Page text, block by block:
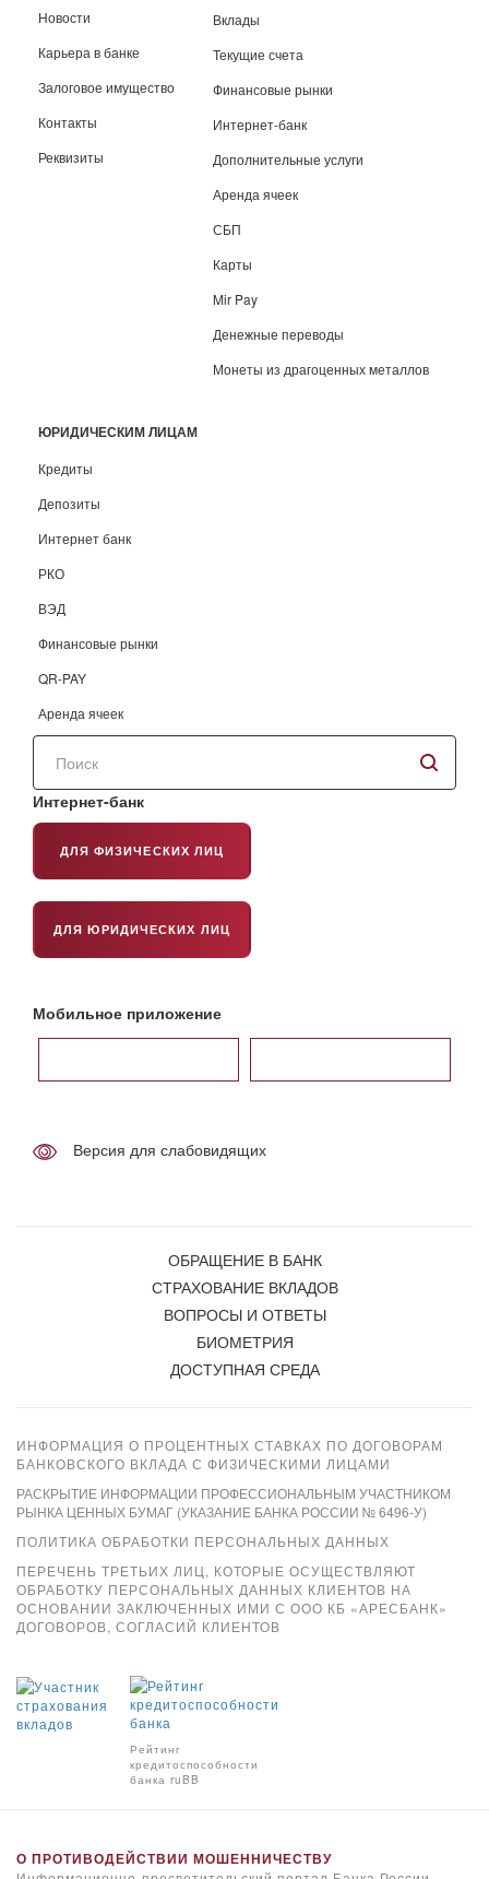
Новости
Карьера в банке
Залоговое имущество
Контакты
Реквизиты
Вклады
Текущие счета
Финансовые рынки
Интернет-банк
Дополнительные услуги
Аренда ячеек
СБП
Карты
Mir Pay
Денежные переводы
Монеты из драгоценных металлов
ЮРИДИЧЕСКИМ ЛИЦАМ
Кредиты
Депозиты
Интернет банк
РКО
ВЭД
Финансовые рынки
QR-PAY
Аренда ячеек
Поиск
сайту
Интернет-банк
ДЛЯ ФИЗИЧЕСКИХ ЛИЦ
ДЛЯ ЮРИДИЧЕСКИХ ЛИЦ
Мобильное приложение
Версия для слабовидящих
ОБРАЩЕНИЕ В БАНК
СТРАХОВАНИЕ ВКЛАДОВ
ВОПРОСЫ И ОТВЕТЫ
БИОМЕТРИЯ
ДОСТУПНАЯ СРЕДА
ИНФОРМАЦИЯ О ПРОЦЕНТНЫХ СТАВКАХ ПО ДОГОВОРАМ
БАНКОВСКОГО ВКЛАДА С ФИЗИЧЕСКИМИ ЛИЦАМИ
РАСКРЫТИЕ ИНФОРМАЦИИ ПРОФЕССИОНАЛЬНЫМ УЧАСТНИКОМ
РЫНКА ЦЕННЫХ БУМАГ (УКАЗАНИЕ БАНКА РОССИИ № 6496-У)
ПОЛИТИКА ОБРАБОТКИ ПЕРСОНАЛЬНЫХ ДАННЫХ
ПЕРЕЧЕНЬ ТРЕТЬИХ ЛИЦ, КОТОРЫЕ ОСУЩЕСТВЛЯЮТ
ОБРАБОТКУ ПЕРСОНАЛЬНЫХ ДАННЫХ КЛИЕНТОВ НА
ОСНОВАНИИ ЗАКЛЮЧЕННЫХ ИМИ С ООО КБ «АРЕСБАНК»
ДОГОВОРОВ, СОГЛАСИЙ КЛИЕНТОВ
Рейтинг
кредитоспособности
банка ruBB
О ПРОТИВОДЕЙСТВИИ МОШЕННИЧЕСТВУ